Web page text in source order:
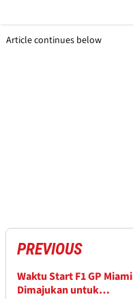
Article continues below
PREVIOUS
Waktu Start F1 GP Miami
Dimajukan untuk